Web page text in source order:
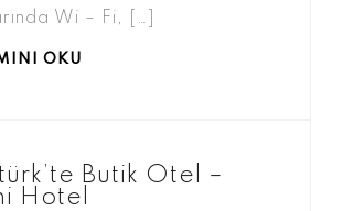
Wi – Fi, […]
OKU
Butik Otel –
Hotel